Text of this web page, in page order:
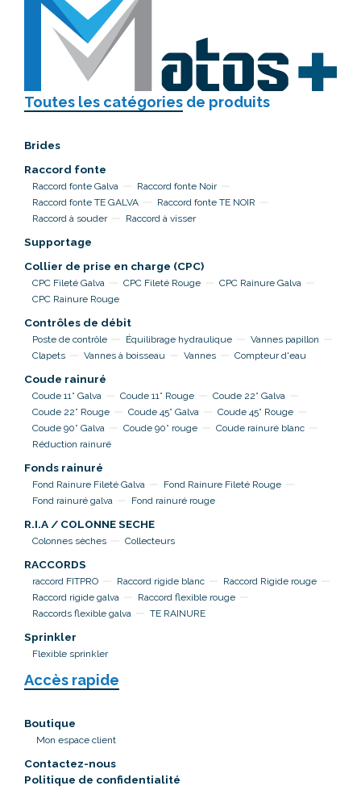
Toutes les catégories de produits
Brides
Raccord fonte
Raccord fonte Galva
Raccord fonte Noir
Raccord fonte TE GALVA
Raccord fonte TE NOIR
Raccord à souder
Raccord à visser
Supportage
Collier de prise en charge (CPC)
CPC Fileté Galva CPC Fileté Rouge
CPC Rainure Galva
CPC Rainure Rouge
Contrôles de débit
Poste de contrôle Équilibrage hydraulique
Vannes papillon
Clapets
Vannes à boisseau Vannes Compteur d'eau
Coude rainuré
Coude 11° Galva Coude 11° Rouge
Coude 22° Galva
Coude 22° Rouge
Coude 45° Galva
Coude 45° Rouge
Coude 90° Galva
Coude 90° rouge
Coude rainuré blanc
Réduction rainuré
Fonds rainuré
Fond Rainure Fileté Galva
Fond Rainure Fileté Rouge
Fond rainuré galva
Fond rainuré rouge
R.I.A / COLONNE SECHE
Colonnes sèches Collecteurs
RACCORDS
raccord FITPRO Raccord rigide blanc
Raccord Rigide rouge
Raccord rigide galva
Raccord flexible rouge
Raccords flexible galva
TE RAINURE
Sprinkler
Flexible sprinkler
Accès rapide
Boutique
Mon espace client
Contactez-nous
Politique de confidentialité